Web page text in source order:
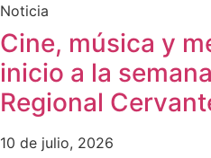
Noticia
Cine, música y
inicio a la
Regional
10 de julio, 2026